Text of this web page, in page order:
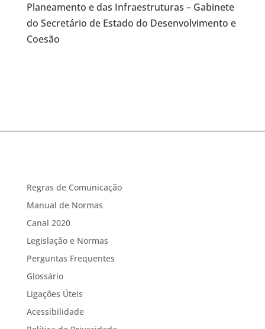
Planeamento e das Infraestruturas – Gabinete
do Secretário de Estado do Desenvolvimento e
Coesão
Regras de Comunicação
Manual de Normas
Canal 2020
Legislação e Normas
Perguntas Frequentes
Glossário
Ligações Úteis
Acessibilidade